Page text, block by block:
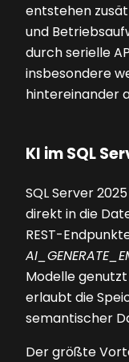
entstehen
und
durch serielle
insbesondere
hintereinander
KI im SQL
SQL Server
direkt in die
REST-
Modelle
erlaubt die
semantischer
Der größte